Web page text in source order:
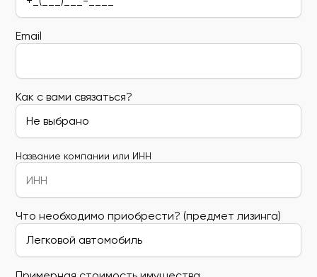
Email
Как с вами связаться?
Название компании или ИНН
Что необходимо приобрести? (предмет лизинга)